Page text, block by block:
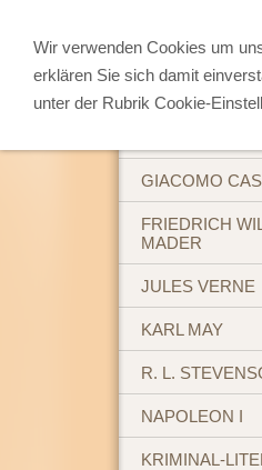
GIACOMO
FRIEDRICH
MADER
JULES VERNE
KARL MAY
R. L.
NAPOLEON I
KRIMINAL-
Wir verwenden Cookies um
erklären Sie sich damit
unter der Rubrik Cookie-